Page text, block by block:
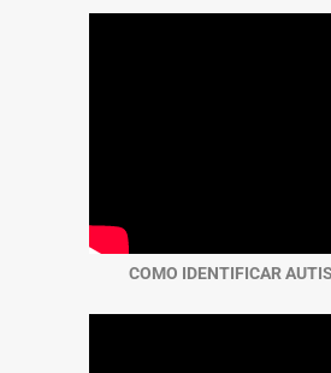
COMO IDENTIFICAR